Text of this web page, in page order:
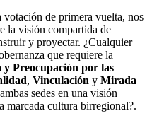
de primera vuelta, nos
la visión compartida de
y proyectar. ¿Cualquier
que requiere la
y Preocupación por las
, Vinculación y Mirada
sedes en una visión
marcada cultura birregional?.